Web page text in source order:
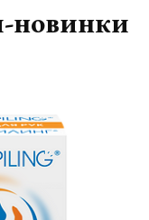
новинки